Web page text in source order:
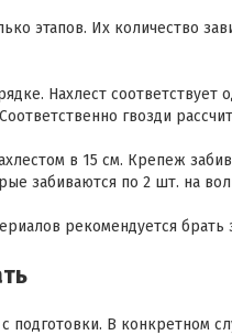
этапов. Их количество
Нахлест соответствует
гвозди
в 15 см. Крепеж
забиваются по 2 шт. на
рекомендуется
В конкретном